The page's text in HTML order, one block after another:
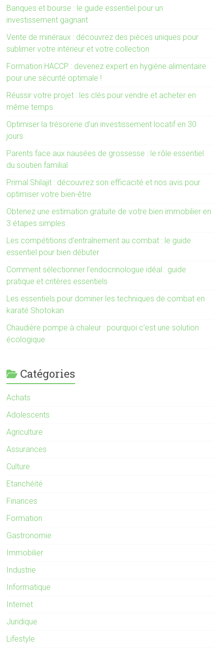
Banques et bourse : le guide essentiel pour un
investissement gagnant
Vente de minéraux : découvrez des pièces uniques pour
sublimer votre intérieur et votre collection
Formation HACCP : devenez expert en hygiène alimentaire
pour une sécurité optimale !
Réussir votre projet : les clés pour vendre et acheter en
même temps
Optimiser la trésorerie d’un investissement locatif en 30
jours
Parents face aux nausées de grossesse : le rôle essentiel
du soutien familial
Primal Shilajit : découvrez son efficacité et nos avis pour
optimiser votre bien-être
Obtenez une estimation gratuite de votre bien immobilier en
3 étapes simples
Les compétitions d’entraînement au combat : le guide
essentiel pour bien débuter
Comment sélectionner l’endocrinologue idéal : guide
pratique et critères essentiels
Les essentiels pour dominer les techniques de combat en
karaté Shotokan
Chaudière pompe à chaleur : pourquoi c’est une solution
écologique
Catégories
Achats
Adolescents
Agriculture
Assurances
Culture
Etanchéité
Finances
Formation
Gastronomie
Immobilier
Industrie
Informatique
Internet
Juridique
Lifestyle